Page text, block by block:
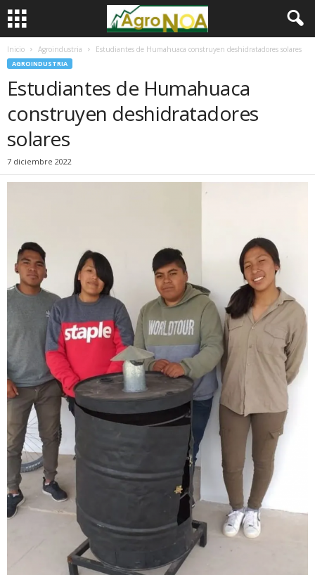
Inicio Agroindustria Estudiantes de Humahuaca construyen deshidratadores solares
AGROINDUSTRIA
Estudiantes de Humahuaca
construyen deshidratadores
solares
7 diciembre 2022